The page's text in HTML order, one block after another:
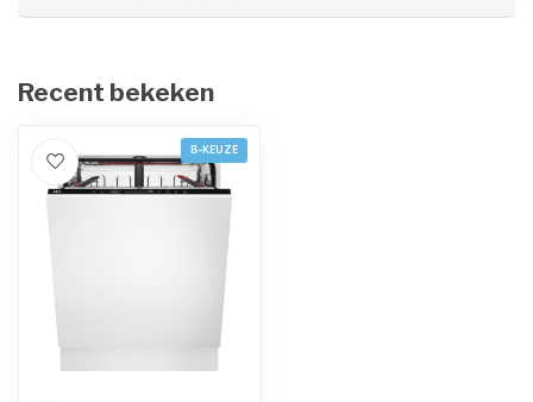
Recent bekeken
B-KEUZE